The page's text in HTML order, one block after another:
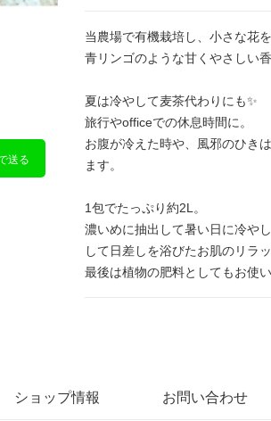
送る
当農場で有機栽培し、小さな花
青リンゴのような甘くやさしい
夏は冷やして麦茶代わりにも✨
旅行やofficeでの休息時間に。
お腹が冷えた時や、風邪のひき
ます。
1包でたっぷり約2L。
濃いめに抽出して暑い日に冷や
して日差しを浴びたお肌のリラ
最後は植物の肥料としてもお使
ショップ情報 お問い合わせ